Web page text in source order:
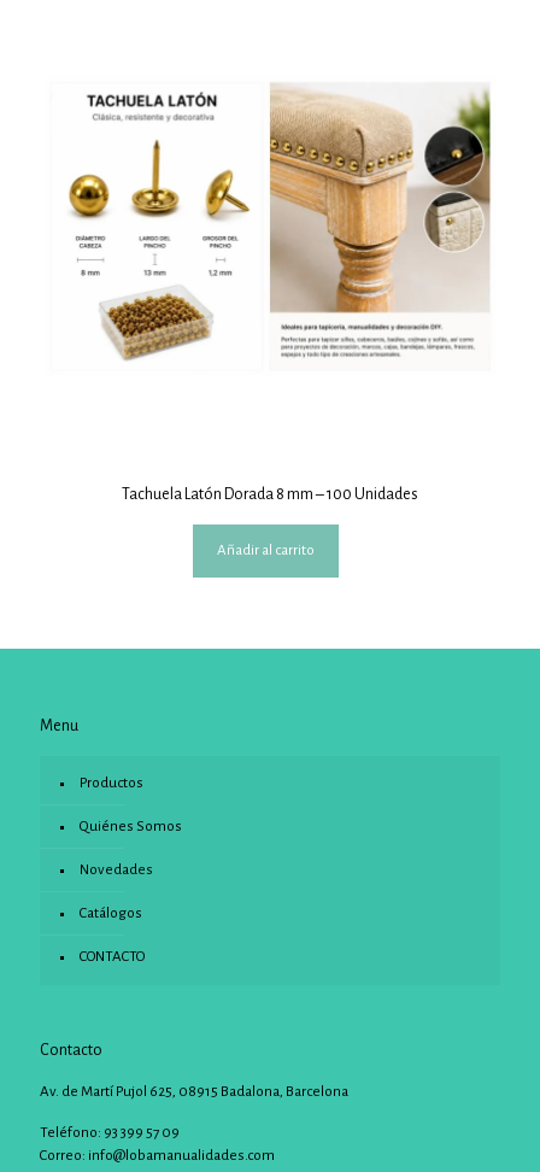
Tachuela Latón Dorada 8 mm – 100 Unidades
Añadir al carrito
Menu
Productos
Quiénes Somos
Novedades
Catálogos
CONTACTO
Contacto
Av. de Martí Pujol 625, 08915 Badalona, Barcelona
Teléfono: 93 399 57 09
Correo: info@lobamanualidades.com